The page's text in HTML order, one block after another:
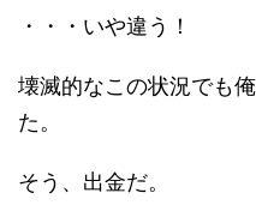
・・・いや違う！
壊滅的なこの状況でも
た。
そう、出金だ。